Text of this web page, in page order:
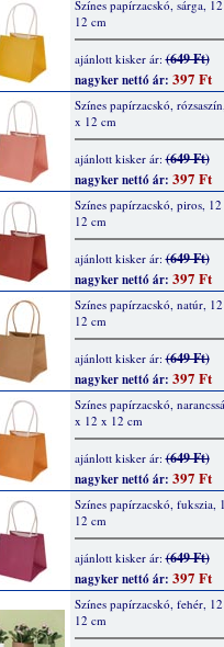
Színes papírzacskó, sárga,
12 cm
ajánlott kisker ár:(649 Ft)
nagyker nettó ár: 397 Ft
Színes papírzacskó,
x 12 cm
ajánlott kisker ár:(649 Ft)
nagyker nettó ár: 397 Ft
Színes papírzacskó, piros,
12 cm
ajánlott kisker ár:(649 Ft)
nagyker nettó ár: 397 Ft
Színes papírzacskó, natúr,
12 cm
ajánlott kisker ár:(649 Ft)
nagyker nettó ár: 397 Ft
Színes papírzacskó,
x 12 x 12 cm
ajánlott kisker ár:(649 Ft)
nagyker nettó ár: 397 Ft
Színes papírzacskó, fukszia,
12 cm
ajánlott kisker ár:(649 Ft)
nagyker nettó ár: 397 Ft
Színes papírzacskó, fehér,
12 cm